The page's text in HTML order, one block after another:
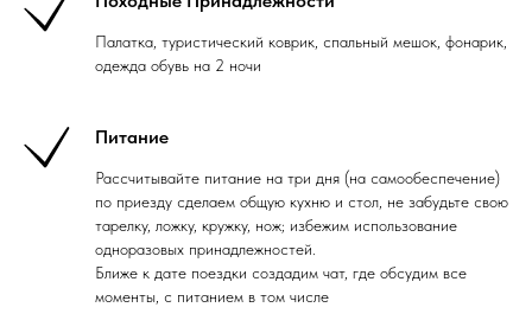
Палатка, туристический коврик, спальный мешок, фонарик,
одежда обувь на 2 ночи
Питание
Рассчитывайте питание на три дня (на самообеспечение)
по приезду сделаем общую кухню и стол, не забудьте свою
тарелку, ложку, кружку, нож; избежим использование
одноразовых принадлежностей.
Ближе к дате поездки создадим чат, где обсудим все
моменты, с питанием в том числе